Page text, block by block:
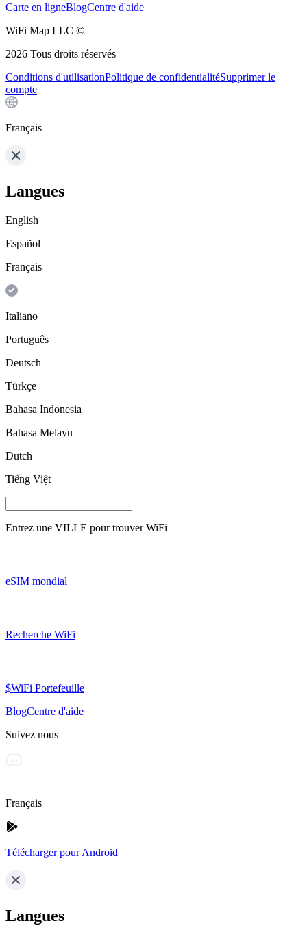
Carte en ligneBlogCentre d'aide
WiFi Map LLC ©
2026 Tous droits réservés
Conditions d'utilisationPolitique de confidentialitéSupprimer le
compte
Français
Langues
English
Español
Français
Italiano
Português
Deutsch
Türkçe
Bahasa Indonesia
Bahasa Melayu
Dutch
Tiếng Việt
Entrez une VILLE pour trouver WiFi
eSIM mondial
Recherche WiFi
$WiFi Portefeuille
BlogCentre d'aide
Suivez nous
Français
Télécharger pour Android
Langues